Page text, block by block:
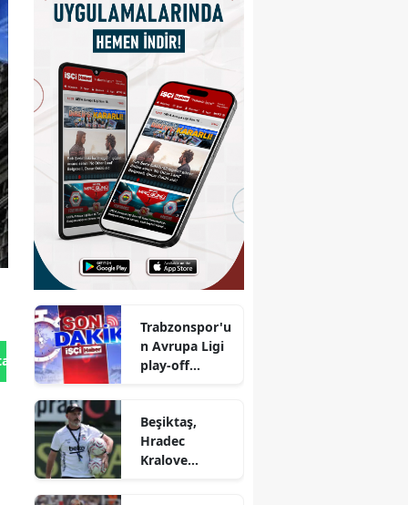
Gönder
Trabzonspor'u
n Avrupa Ligi
play-off
oldu
Beşiktaş,
Hradec
Kralove